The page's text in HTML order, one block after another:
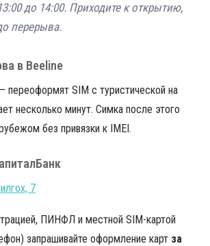
до 14:00. Приходите к открытию,
перерыва.
в Beeline
SIM с туристической на
несколько минут. Симка после этого
без привязки к IMEI.
7
ПИНФЛ и местной SIM-картой
запрашивайте оформление карт за